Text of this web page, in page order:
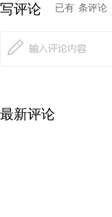
写评论 已有 条评论
最新评论